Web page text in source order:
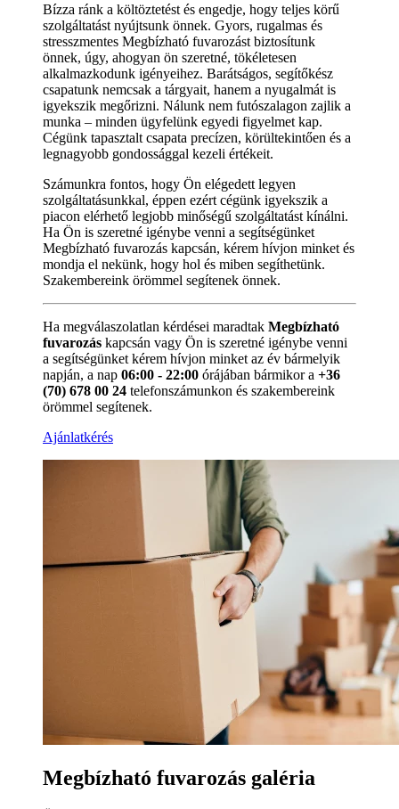
Bízza ránk a költöztetést és engedje, hogy teljes körű
szolgáltatást nyújtsunk önnek. Gyors, rugalmas és
stresszmentes Megbízható fuvarozást biztosítunk
önnek, úgy, ahogyan ön szeretné, tökéletesen
alkalmazkodunk igényeihez. Barátságos, segítőkész
csapatunk nemcsak a tárgyait, hanem a nyugalmát is
igyekszik megőrizni. Nálunk nem futószalagon zajlik a
munka – minden ügyfelünk egyedi figyelmet kap.
Cégünk tapasztalt csapata precízen, körültekintően és a
legnagyobb gondossággal kezeli értékeit.
Számunkra fontos, hogy Ön elégedett legyen
szolgáltatásunkkal, éppen ezért cégünk igyekszik a
piacon elérhető legjobb minőségű szolgáltatást kínálni.
Ha Ön is szeretné igénybe venni a segítségünket
Megbízható fuvarozás kapcsán, kérem hívjon minket és
mondja el nekünk, hogy hol és miben segíthetünk.
Szakembereink örömmel segítenek önnek.
Ha megválaszolatlan kérdései maradtak Megbízható
fuvarozás kapcsán vagy Ön is szeretné igénybe venni
a segítségünket kérem hívjon minket az év bármelyik
napján, a nap 06:00 - 22:00 órájában bármikor a +36
(70) 678 00 24 telefonszámunkon és szakembereink
örömmel segítenek.
Ajánlatkérés
Megbízható fuvarozás galéria